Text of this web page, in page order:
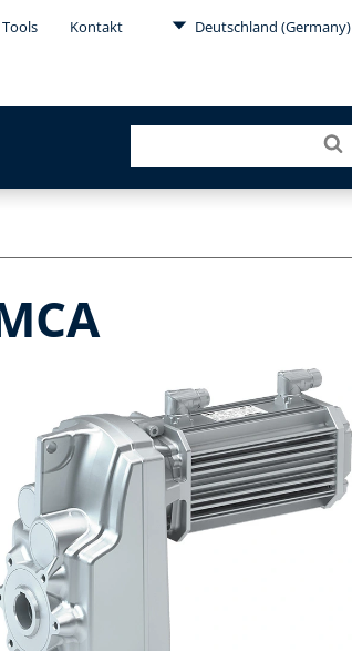
Kontakt Deutschland (Germany)